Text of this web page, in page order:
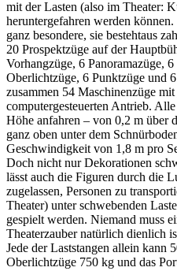
mit der Lasten (also im Theater:
heruntergefahren werden
ganz besondere, sie bestehtaus
20 Prospektzüge auf der
Vorhangzüge, 6 Panoramazüge,
Oberlichtzüge, 6 Punktzüge und
zusammen 54 Maschinenzüge
computergesteuerten Antrieb.
Höhe anfahren – von 0,2 m über
ganz oben unter dem
Geschwindigkeit von 1,8 m pro
Doch nicht nur Dekorationen
lässt auch die Figuren durch die
zugelassen, Personen zu
Theater) unter schwebenden
gespielt werden. Niemand muss
Theaterzauber natürlich dienlich
Jede der Laststangen allein kann
Oberlichtzüge 750 kg und das